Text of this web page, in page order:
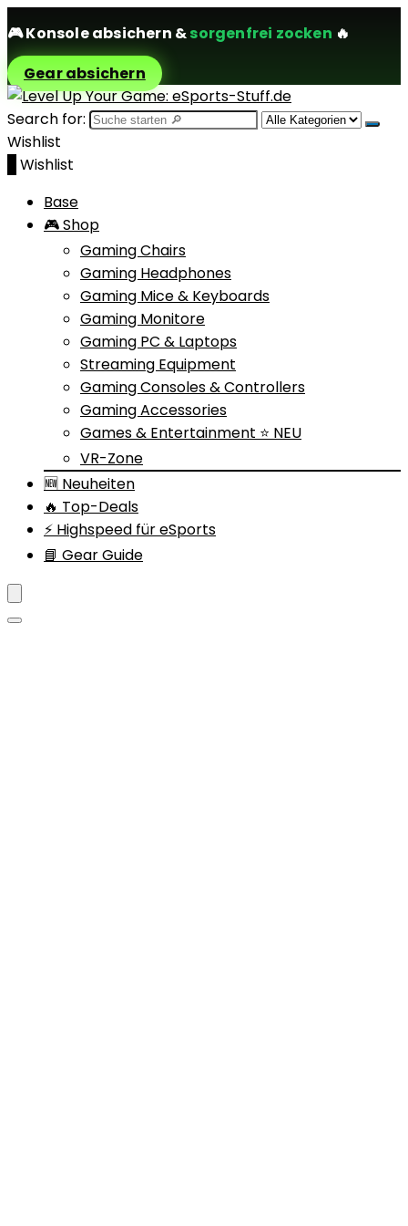
🎮Konsole absichern &sorgenfrei zocken 🔥
Gear absichern
Search for:
Wishlist
Wishlist
Base
🎮 Shop
Gaming Chairs
Gaming Headphones
Gaming Mice & Keyboards
Gaming Monitore
Gaming PC & Laptops
Streaming Equipment
Gaming Consoles & Controllers
Gaming Accessories
Games & Entertainment ⭐ NEU
VR-Zone
🆕 Neuheiten
🔥 Top-Deals
⚡ Highspeed für eSports
📘 Gear Guide